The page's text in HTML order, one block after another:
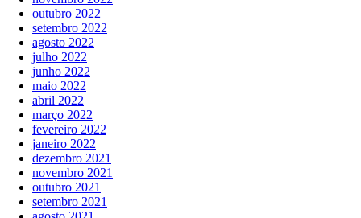
outubro 2022
setembro 2022
agosto 2022
julho 2022
junho 2022
maio 2022
abril 2022
março 2022
fevereiro 2022
janeiro 2022
dezembro 2021
novembro 2021
outubro 2021
setembro 2021